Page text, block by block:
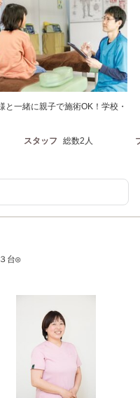
一緒に親子で施術OK！学校・
スタッフ 総数2人
台◎